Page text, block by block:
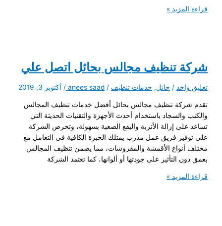
شركة
علي
قراءة المزيد »
شركة تنظيف مجالس بحائل اتصل علي
تعليق واحد / حائل, خدمات تنظيف /
anees saad
/ أكتوبر 3, 2019
تقدم شركة تنظيف مجالس بحائل أفضل خدمات تنظيف المجالس
والكنب والسجاد باستخدام أحدث الأجهزة والتقنيات الحديثة التي
تساعد على إزالة الأتربة والبقع الصعبة بسهولة، وتحرص الشركة
على توفير فريق عمل مدرب يمتلك الخبرة الكافية في التعامل مع
مختلف أنواع الأقمشة والمفروشات، مما يضمن تنظيف المجالس
بعمق دون التأثير على جودتها أو ألوانها، كما تعتمد الشركة
شركة
قراءة المزيد »